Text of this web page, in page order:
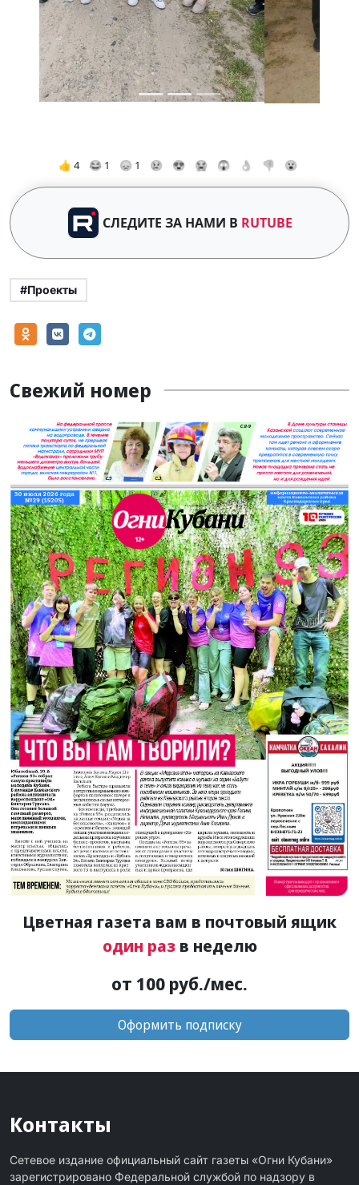
👍 4 😂 1 😞 1 😢 😍 😭 😱 👌 👎 😮
СЛЕДИТЕ ЗА НАМИ В RUTUBE
#Проекты
Свежий номер
Цветная газета вам в почтовый ящик
один разв неделю
от 100 руб./мес.
Оформить подписку
Контакты
Сетевое издание официальный сайт газеты «Огни Кубани»
зарегистрировано Федеральной службой по надзору в